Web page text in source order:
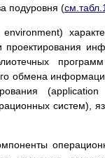
подуровня (см.табл.1
обмена
систем),